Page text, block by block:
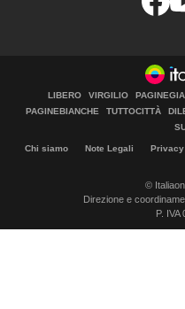
LIBERO VIRGILIO
PAGINEBIANCHE
TUTTOCITTÀ
Chi siamo Note Legali Privacy
©
Direzione e
P. IVA